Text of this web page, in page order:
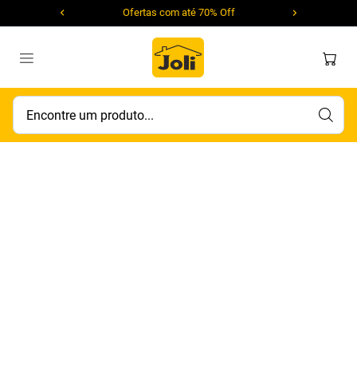
Ofertas com até 70% Off
Encontre um produto...